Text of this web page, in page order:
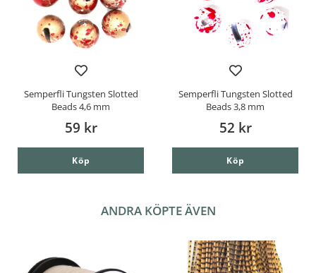
Semperfli Tungsten Slotted
Beads 4,6 mm
59 kr
Köp
Semperfli Tungsten Slotted
Beads 3,8 mm
52 kr
Köp
ANDRA KÖPTE ÄVEN